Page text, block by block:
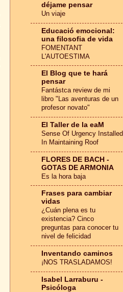
déjame pensar
Un viaje
Educació emocional:
una filosofia de vida
FOMENTANT
L'AUTOESTIMA
El Blog que te hará
pensar
Fantástca review de mi
libro "Las aventuras de un
profesor novato"
El Taller de la eaM
Sense Of Urgency Installed
In Maintaining Roof
FLORES DE BACH -
GOTAS DE ARMONIA
Es la hora baja
Frases para cambiar
vidas
¿Cuán plena es tu
existencia? Cinco
preguntas para conocer tu
nivel de felicidad
Inventando caminos
¡NOS TRASLADAMOS!
Isabel Larraburu -
Psicóloga